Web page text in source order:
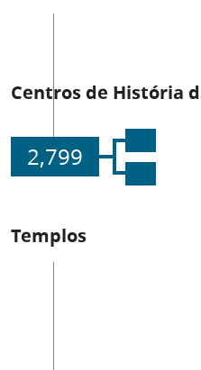
Centros de História
2,799
Templos